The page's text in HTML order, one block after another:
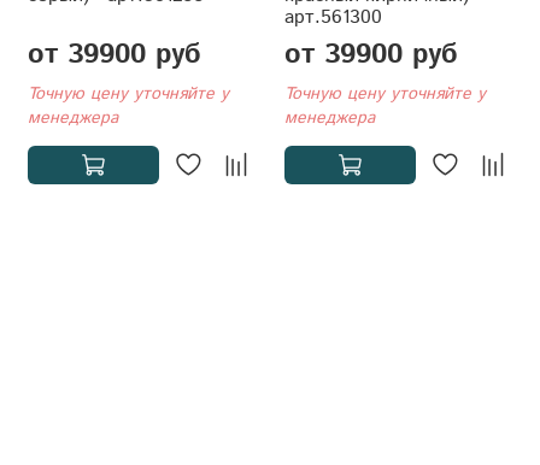
от 39900 руб
Точную цену уточняйте у
менеджера
арт.561300
от 39900 руб
Точную цену уточняйте у
менеджера